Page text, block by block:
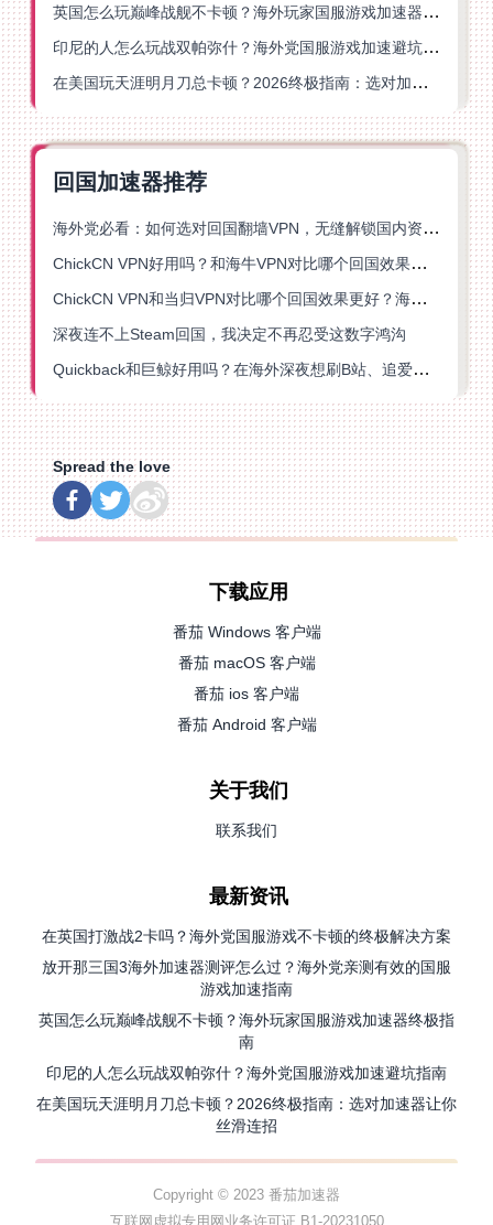
英国怎么玩巅峰战舰不卡顿？海外玩家国服游戏加速器终极指南
印尼的人怎么玩战双帕弥什？海外党国服游戏加速避坑指南
在美国玩天涯明月刀总卡顿？2026终极指南：选对加速器让你丝滑连招
回国加速器推荐
海外党必看：如何选对回国翻墙VPN，无缝解锁国内资源？
ChickCN VPN好用吗？和海牛VPN对比哪个回国效果更好？
ChickCN VPN和当归VPN对比哪个回国效果更好？海外党亲测后选了它
深夜连不上Steam回国，我决定不再忍受这数字鸿沟
Quickback和巨鲸好用吗？在海外深夜想刷B站、追爱奇艺的你，或许正需要这份答案
Spread the love
下载应用
番茄 Windows 客户端
番茄 macOS 客户端
番茄 ios 客户端
番茄 Android 客户端
关于我们
联系我们
最新资讯
在英国打激战2卡吗？海外党国服游戏不卡顿的终极解决方案
放开那三国3海外加速器测评怎么过？海外党亲测有效的国服
游戏加速指南
英国怎么玩巅峰战舰不卡顿？海外玩家国服游戏加速器终极指
南
印尼的人怎么玩战双帕弥什？海外党国服游戏加速避坑指南
在美国玩天涯明月刀总卡顿？2026终极指南：选对加速器让你
丝滑连招
Copyright © 2023 番茄加速器
互联网虚拟专用网业务许可证 B1-20231050